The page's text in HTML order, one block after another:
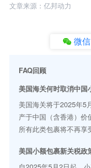
文章来源：亿邦动力
微信
FAQ回顾
美国海关何时取消中国
美国海关将于2025年5
产于中国（含香港）价
所有此类包裹将不再享
美国小额包裹新关税政